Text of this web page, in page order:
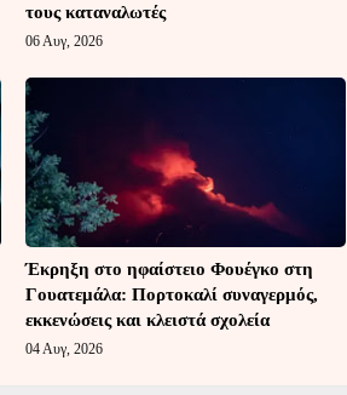
τους καταναλωτές
06 Αυγ, 2026
Έκρηξη στο ηφαίστειο Φουέγκο στη
Γουατεμάλα: Πορτοκαλί συναγερμός,
εκκενώσεις και κλειστά σχολεία
04 Αυγ, 2026